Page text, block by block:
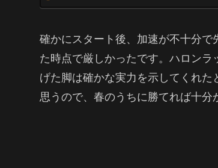
確かにスタート後、加速が不十分
た時点で厳しかったです。ハロン
げた脚は確かな実力を示してくれ
思うので、春のうちに勝てれば十分